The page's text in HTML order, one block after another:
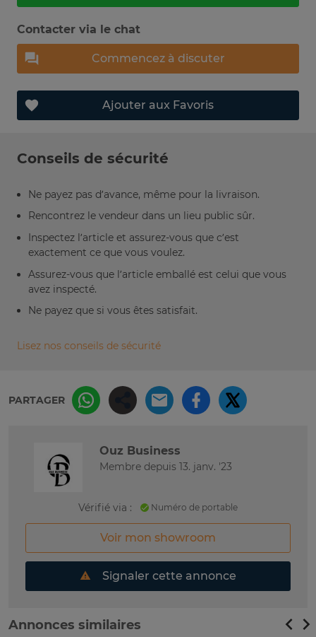
Contacter via le chat
Commencez à discuter
Ajouter aux Favoris
Conseils de sécurité
Ne payez pas d’avance, même pour la livraison.
Rencontrez le vendeur dans un lieu public sûr.
Inspectez l’article et assurez-vous que c’est
exactement ce que vous voulez.
Assurez-vous que l’article emballé est celui que vous
avez inspecté.
Ne payez que si vous êtes satisfait.
Lisez nos conseils de sécurité
PARTAGER
Ouz Business
Membre depuis 13. janv. '23
Vérifié via : Numéro de portable
Voir mon showroom
Signaler cette annonce
Annonces similaires